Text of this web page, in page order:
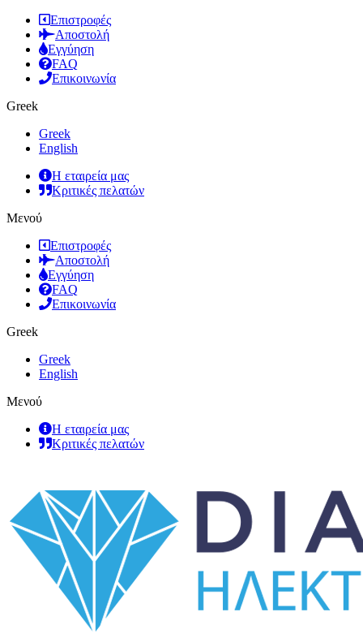
Επιστροφές
Αποστολή
Εγγύηση
FAQ
Επικοινωνία
Greek
Greek
English
Η εταιρεία μας
Κριτικές πελατών
Μενού
Επιστροφές
Αποστολή
Εγγύηση
FAQ
Επικοινωνία
Greek
Greek
English
Μενού
Η εταιρεία μας
Κριτικές πελατών